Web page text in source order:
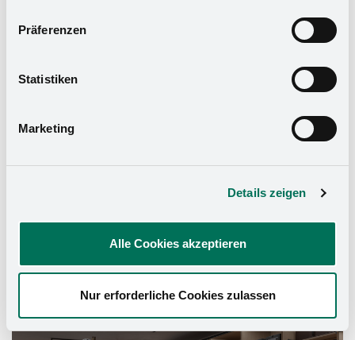
Rechtsmittel einlegen können. Mit Ihrer Einstellung
willigen Sie in die oben beschriebenen Vorgänge ein. Sie
widerrufen. Mehr Informationen finden Sie in unserer
Impressum.
Präferenzen
Statistiken
Marketing
Details zeigen
Alle Cookies akzeptieren
Nur erforderliche Cookies zulassen
Schrank-Ausstattung